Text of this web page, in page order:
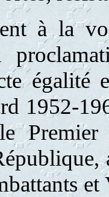
à la
égalité
1952-